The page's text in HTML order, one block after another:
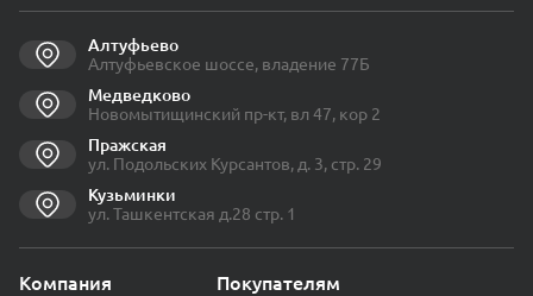
Алтуфьево
Алтуфьевское шоссе, владение 77Б
Медведково
Новомытищинский пр-кт, вл 47, кор 2
Пражская
ул. Подольских Курсантов, д. 3, стр. 29
Кузьминки
ул. Ташкентская д.28 стр. 1
Компания Покупателям